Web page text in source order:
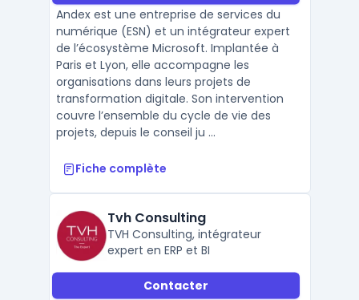
Andex est une entreprise de services du
numérique (ESN) et un intégrateur expert
de l’écosystème Microsoft. Implantée à
Paris et Lyon, elle accompagne les
organisations dans leurs projets de
transformation digitale. Son intervention
couvre l’ensemble du cycle de vie des
projets, depuis le conseil ju ...
Fiche complète
Tvh Consulting
TVH Consulting, intégrateur
expert en ERP et BI
Contacter